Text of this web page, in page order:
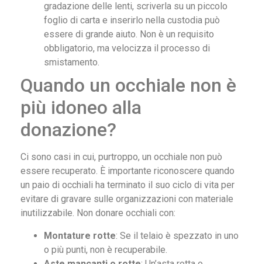
gradazione delle lenti, scriverla su un piccolo
foglio di carta e inserirlo nella custodia può
essere di grande aiuto. Non è un requisito
obbligatorio, ma velocizza il processo di
smistamento.
Quando un occhiale non è
più idoneo alla
donazione?
Ci sono casi in cui, purtroppo, un occhiale non può
essere recuperato. È importante riconoscere quando
un paio di occhiali ha terminato il suo ciclo di vita per
evitare di gravare sulle organizzazioni con materiale
inutilizzabile. Non donare occhiali con:
Montature rotte: Se il telaio è spezzato in uno
o più punti, non è recuperabile.